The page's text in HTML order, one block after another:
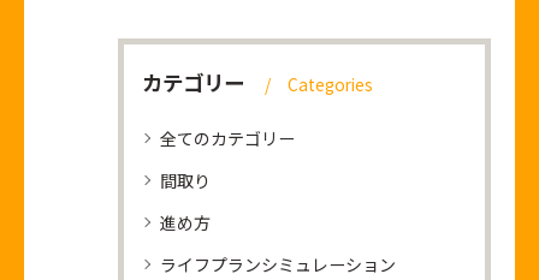
カテゴリー Categories
全てのカテゴリー
間取り
進め方
ライフプランシミュレーション